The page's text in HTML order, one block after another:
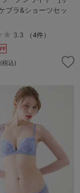
ブラ&ショーツセッ
3.3 （4件）
(税込)